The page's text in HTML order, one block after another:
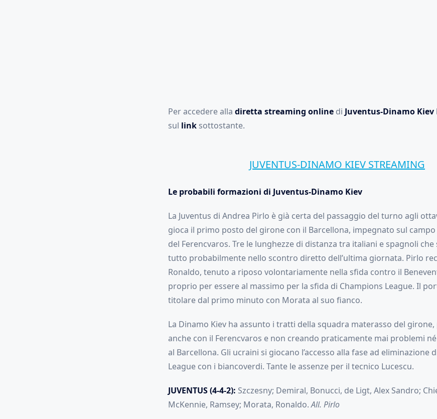
Per accedere alla diretta streaming onlinedi Juventus-Dinamo Kiev
sul linksottostante.
JUVENTUS-DINAMO KIEV STREAMING
Le probabili formazioni di Juventus-Dinamo Kiev
La Juventus di Andrea Pirlo è già certa del passaggio del turno agli
gioca il primo posto del girone con il Barcellona, impegnato sul
del Ferencvaros. Tre le lunghezze di distanza tra italiani e spagnoli
tutto probabilmente nello scontro diretto dell’ultima giornata. Pirlo
Ronaldo, tenuto a riposo volontariamente nella sfida contro il
proprio per essere al massimo per la sfida di Champions League. Il
titolare dal primo minuto con Morata al suo fianco.
La Dinamo Kiev ha assunto i tratti della squadra materasso del
anche con il Ferencvaros e non creando praticamente mai problemi né
al Barcellona. Gli ucraini si giocano l’accesso alla fase ad eliminazione
League con i biancoverdi. Tante le assenze per il tecnico Lucescu.
JUVENTUS (4-4-2): Szczesny; Demiral, Bonucci, de Ligt, Alex Sandro;
McKennie, Ramsey; Morata, Ronaldo.All. Pirlo